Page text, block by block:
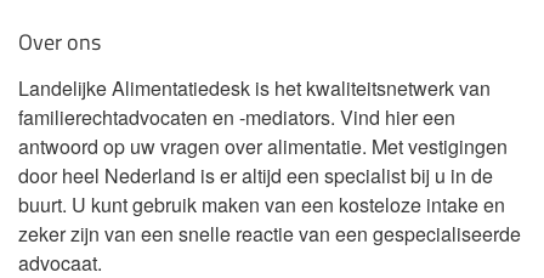
Over ons
Landelijke Alimentatiedesk is het kwaliteitsnetwerk van
familierechtadvocaten en -mediators. Vind hier een
antwoord op uw vragen over alimentatie. Met vestigingen
door heel Nederland is er altijd een specialist bij u in de
buurt. U kunt gebruik maken van een kosteloze intake en
zeker zijn van een snelle reactie van een gespecialiseerde
advocaat.